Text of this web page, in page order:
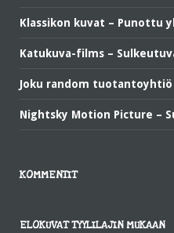
Klassikon kuvat – Punottu
Katukuva-films –
Joku random tuotantoyhtiö
Nightsky Motion Picture –
KOMMENTIT
ELOKUVAT TYYLILAJIN MUKAAN